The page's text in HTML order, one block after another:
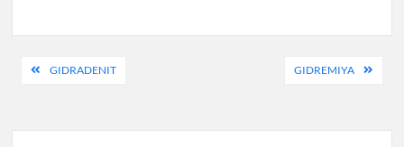
Навигация
записям
GIDRADENIT GIDREMIYA